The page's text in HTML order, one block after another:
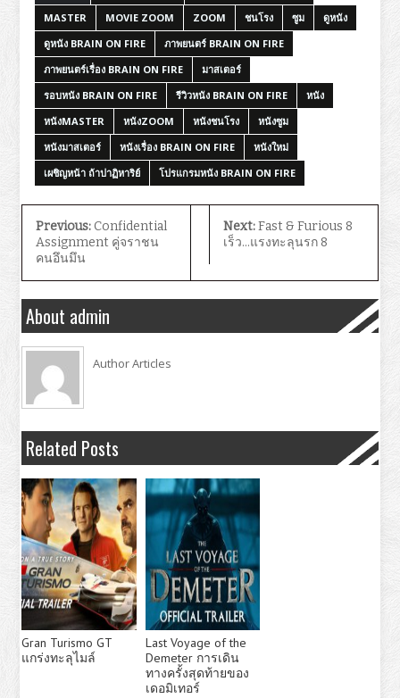
MASTER
MOVIE ZOOM ZOOM ชนโรง ซูม
ดูหนัง
ดูหนัง BRAIN ON FIRE
ภาพยนตร์ BRAIN ON FIRE
ภาพยนตร์เรื่อง BRAIN ON FIRE
มาสเตอร์
รอบหนัง BRAIN ON FIRE
รีวิวหนัง BRAIN ON FIRE
หนัง
หนังMASTER
หนังZOOM หนังชนโรง
หนังซูม
หนังมาสเตอร์
หนังเรื่อง BRAIN ON FIRE
หนังใหม่
เผชิญหน้า ถ้าปาฏิหาริย์
โปรแกรมหนัง BRAIN ON FIRE
Previous: Confidential
Assignment คู่จราชน
คนอึนมึน
Next:Fast & Furious 8
เร็ว…แรงทะลุนรก 8
About admin
Author Articles
Related Posts
Gran Turismo GT
แกร่งทะลุไมล์
Last Voyage of the
Demeter การเดิน
ทางครั้งสุดท้ายของ
เดอมิเทอร์